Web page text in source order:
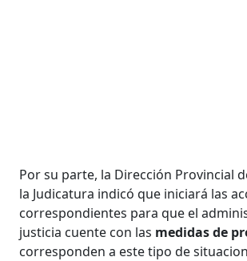
Por su parte, la Dirección Provincial
la Judicatura indicó que iniciará las
correspondientes para que el
justicia cuente con las medidas de
corresponden a este tipo de